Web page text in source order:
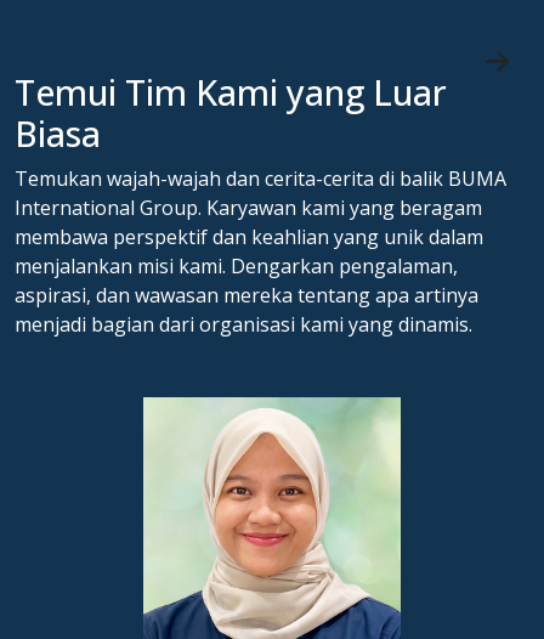
Temui Tim Kami yang Luar
Biasa
Temukan wajah-wajah dan cerita-cerita di balik BUMA
International Group. Karyawan kami yang beragam
membawa perspektif dan keahlian yang unik dalam
menjalankan misi kami. Dengarkan pengalaman,
aspirasi, dan wawasan mereka tentang apa artinya
menjadi bagian dari organisasi kami yang dinamis.